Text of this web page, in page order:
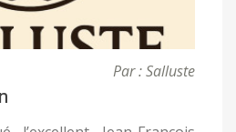
Par : Salluste